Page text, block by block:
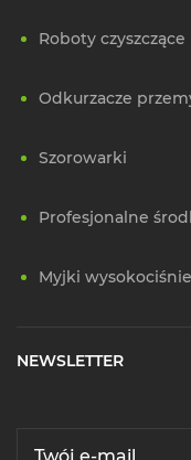
Roboty czyszczące
Odkurzacze
Szorowarki
Profesjonalne
Myjki
NEWSLETTER